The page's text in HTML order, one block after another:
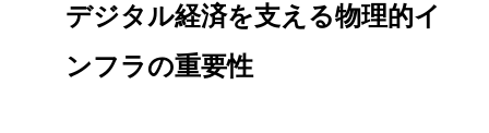
デジタル経済を支える物理的イ
ンフラの重要性